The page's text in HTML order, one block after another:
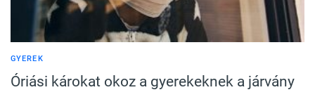
GYEREK
Óriási károkat okoz a gyerekeknek a járvány